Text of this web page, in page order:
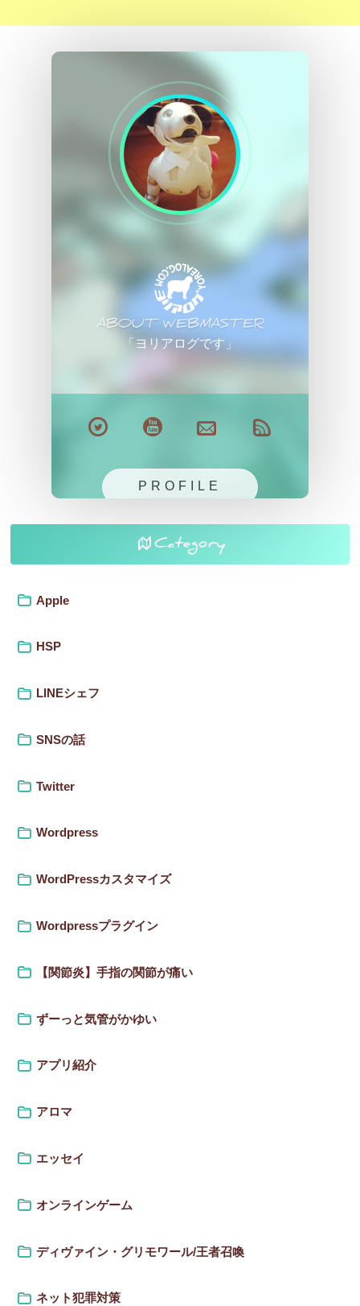
ABOUT WEBMASTER
「ヨリアログです」
PROFILE
Category
Apple
HSP
LINEシェフ
SNSの話
Twitter
Wordpress
WordPressカスタマイズ
Wordpressプラグイン
【関節炎】手指の関節が痛い
ずーっと気管がかゆい
アプリ紹介
アロマ
エッセイ
オンラインゲーム
ディヴァイン・グリモワール/王者召喚
ネット犯罪対策